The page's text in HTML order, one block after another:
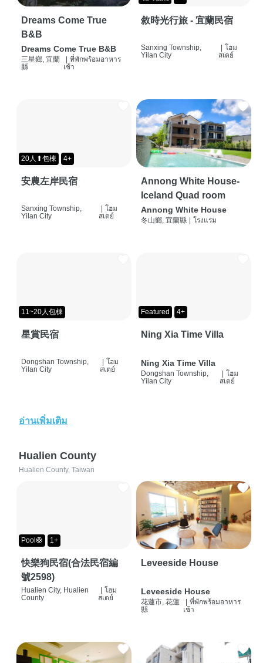
Dreams Come True
B&B
Dreams Come True B&B
三星鄉, 宜蘭
縣
| ที่พักพร้อมอาหาร
เช้า
敘時光行旅 - 宜蘭民宿
Sanxing Township,
Yilan City
| โฮม
สเตย์
20人⬆包棟 4+
安農左岸民宿
Sanxing Township,
Yilan City
| โฮม
สเตย์
Annong White House-
Iceland Quad room
Annong White House
冬山鄉, 宜蘭縣 | โรงแรม
11~20人包棟
星賞民宿
Dongshan Township,
Yilan City
โฮม
สเตย์
Featured 4+
Ning Xia Time Villa
Ning Xia Time Villa
Dongshan Township,
Yilan City
โฮม
สเตย์
อ่านเพิ่มเติม
Hualien County
Hualien County, Taiwan
Pool🛟 1+
快樂狗民宿(合法民宿編
號2598)
Hualien City, Hualien
County
โฮม
สเตย์
Leveeside House
Leveeside House
花蓮市, 花蓮
縣
ที่พักพร้อมอาหาร
เช้า